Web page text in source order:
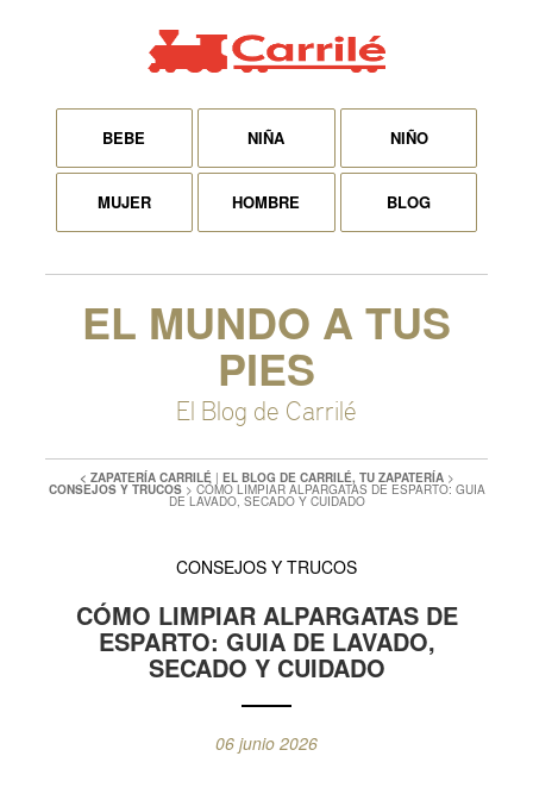
BEBE NIÑA NIÑO
MUJER HOMBRE BLOG
EL MUNDO A TUS
PIES
El Blog de Carrilé
< ZAPATERÍA CARRILÉ| EL BLOG DE CARRILÉ, TU ZAPATERÍA>
CONSEJOS Y TRUCOS> CÓMO LIMPIAR ALPARGATAS DE ESPARTO: GUIA
DE LAVADO, SECADO Y CUIDADO
CONSEJOS Y TRUCOS
CÓMO LIMPIAR ALPARGATAS DE
ESPARTO: GUIA DE LAVADO,
SECADO Y CUIDADO
06 junio 2026